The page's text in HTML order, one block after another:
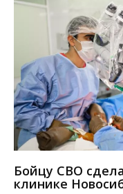
Бойцу СВО
клинике